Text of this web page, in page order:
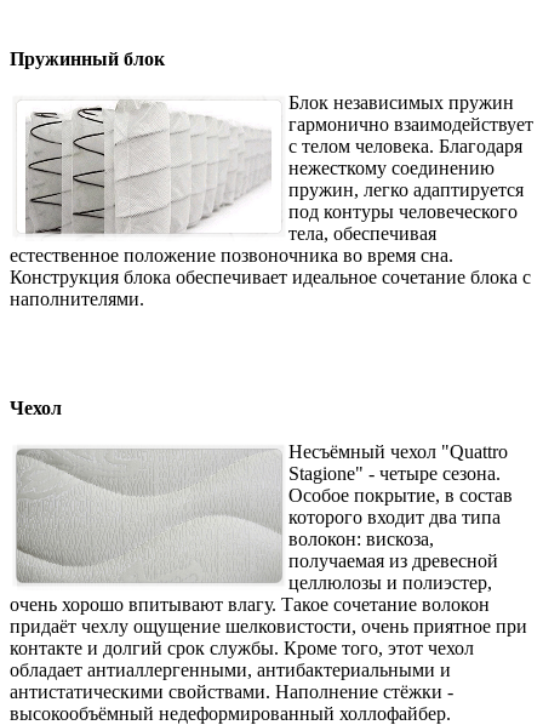
Пружинный блок
Блок независимых пружин
гармонично взаимодействует
с телом человека. Благодаря
нежесткому соединению
пружин, легко адаптируется
под контуры человеческого
тела, обеспечивая
естественное положение позвоночника во время сна.
Конструкция блока обеспечивает идеальное сочетание блока с
наполнителями.
Чехол
Несъёмный чехол "Quattro
Stagione" - четыре сезона.
Особое покрытие, в состав
которого входит два типа
волокон: вискоза,
получаемая из древесной
целлюлозы и полиэстер,
очень хорошо впитывают влагу. Такое сочетание волокон
придаёт чехлу ощущение шелковистости, очень приятное при
контакте и долгий срок службы. Кроме того, этот чехол
обладает антиаллергенными, антибактериальными и
антистатическими свойствами. Наполнение стёжки -
высокообъёмный недеформированный холлофайбер.